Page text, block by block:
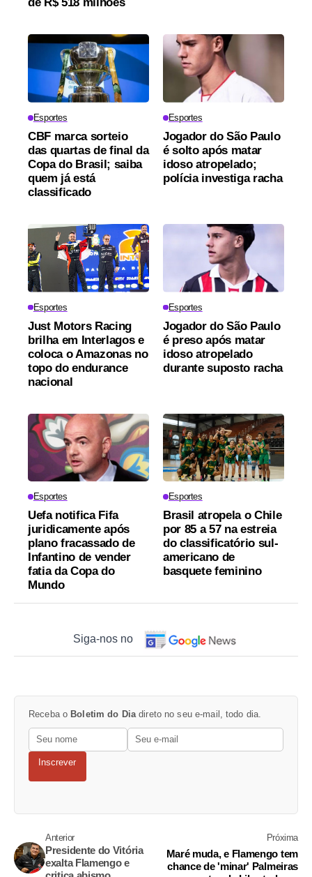
Esportes
CBF marca sorteio
das quartas de final da
Copa do Brasil; saiba
quem já está
classificado
Esportes
Jogador do São Paulo
é solto após matar
idoso atropelado;
polícia investiga racha
Esportes
Just Motors Racing
brilha em Interlagos e
coloca o Amazonas no
topo do endurance
nacional
Esportes
Jogador do São Paulo
é preso após matar
idoso atropelado
durante suposto racha
Esportes
Uefa notifica Fifa
juridicamente após
plano fracassado de
Infantino de vender
fatia da Copa do
Mundo
Esportes
Brasil atropela o Chile
por 85 a 57 na estreia
do classificatório sul-
americano de
basquete feminino
Siga-nos no
Receba o Boletim do Diadireto no seu e-mail, todo dia.
Inscrever
Anterior
Presidente do Vitória
exalta Flamengo e
Próxima
Maré muda, e Flamengo tem
chance de 'minar' Palmeiras